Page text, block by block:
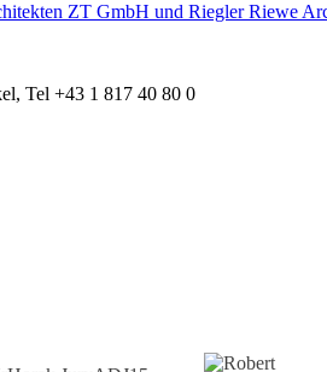
ZT GmbH und Riegler Riewe
Tel +43 1 817 40 80 0